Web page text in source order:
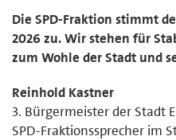
Die SPD-Fraktion stimmt
2026 zu. Wir stehen für
zum Wohle der Stadt und
Reinhold Kastner
3. Bürgermeister der Stadt
SPD-Fraktionssprecher im